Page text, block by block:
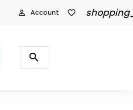
person_outline Account favorite_border
Producten
zoeken
search